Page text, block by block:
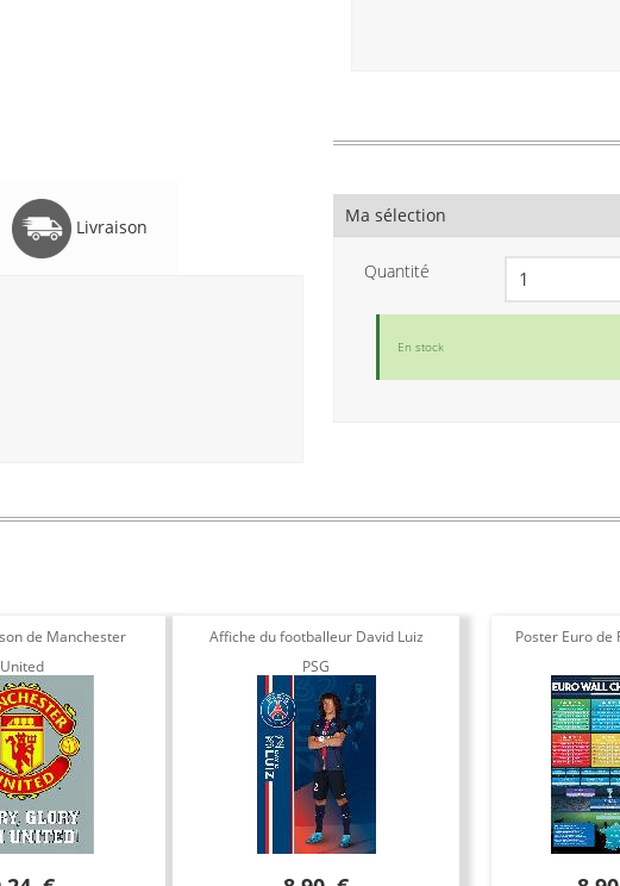
Livraison
Ma sélection
Quantité
En stock
de Manchester
United
Affiche du footballeur David Luiz
PSG
Poster Euro de